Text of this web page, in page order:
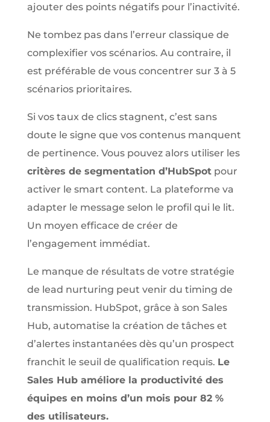
ajouter des points négatifs pour l’inactivité.
Ne tombez pas dans l’erreur classique de
complexifier vos scénarios. Au contraire, il
est préférable de vous concentrer sur 3 à 5
scénarios prioritaires.
Si vos taux de clics stagnent, c’est sans
doute le signe que vos contenus manquent
de pertinence. Vous pouvez alors utiliser les
critères de segmentation d’HubSpotpour
activer le smart content. La plateforme va
adapter le message selon le profil qui le lit.
Un moyen efficace de créer de
l’engagement immédiat.
Le manque de résultats de votre stratégie
de lead nurturing peut venir du timing de
transmission. HubSpot, grâce à son Sales
Hub, automatise la création de tâches et
d’alertes instantanées dès qu’un prospect
franchit le seuil de qualification requis. Le
Sales Hub améliore la productivité des
équipes en moins d’un mois pour 82 %
des utilisateurs.